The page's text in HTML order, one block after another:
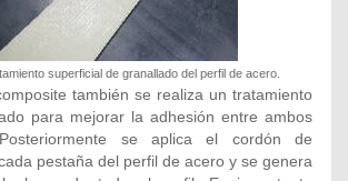
superficial de granallado del perfil de acero.
también se realiza un tratamiento
para mejorar la adhesión entre ambos
se aplica el cordón de
pestaña del perfil de acero y se genera